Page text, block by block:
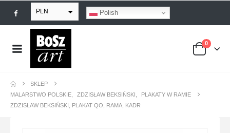
PLN
EUR
USD
Polish
0
SKLEP
MALARSTWO POLSKIE
ZDZISŁAW BEKSIŃSKI
PLAKATY W RAMIE
ZDZISŁAW BEKSIŃSKI, PLAKAT QO, RAMA, KADR